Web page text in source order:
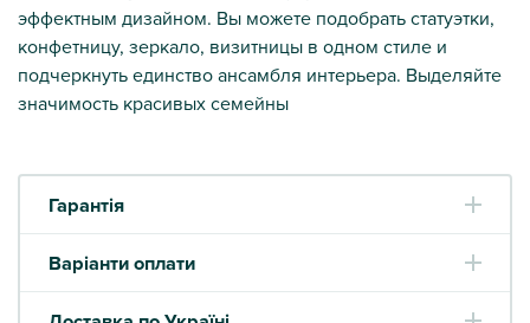
эффектным дизайном. Вы можете подобрать статуэтки,
конфетницу, зеркало, визитницы в одном стиле и
подчеркнуть единство ансамбля интерьера. Выделяйте
значимость красивых семейны
Гарантія
Варіанти оплати